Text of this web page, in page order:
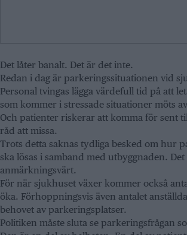
Det låter banalt. Det är det inte.
Redan i dag är parkeringssituationen vid
Personal tvingas lägga värdefull tid på att
som kommer i stressade situationer möts
Och patienter riskerar att komma för sent
råd att missa.
Trots detta saknas tydliga besked om hur
ska lösas i samband med utbyggnaden. Det
anmärkningsvärt.
För när sjukhuset växer kommer också
öka. Förhoppningsvis även antalet
behovet av parkeringsplatser.
Politiken måste sluta se parkeringsfrågan